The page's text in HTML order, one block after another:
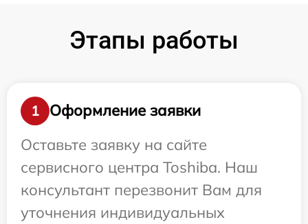
Этапы работы
1
Оформление заявки
Оставьте заявку на сайте
сервисного центра Toshiba. Наш
консультант перезвонит Вам для
уточнения индивидуальных